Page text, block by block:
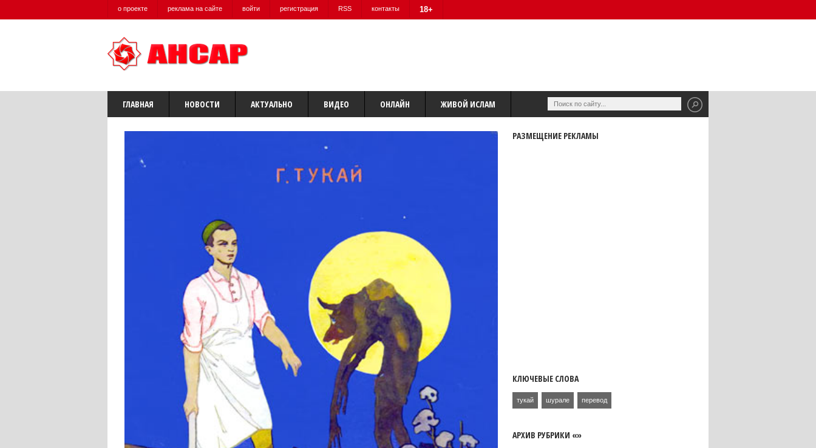
о проекте реклама на сайте войти регистрация RSS контакты 18+
ГЛАВНАЯ НОВОСТИ АКТУАЛЬНО ВИДЕО ОНЛАЙН ЖИВОЙ ИСЛАМ
РАЗМЕЩЕНИЕ РЕКЛАМЫ
КЛЮЧЕВЫЕ СЛОВА
тукай шурале перевод
АРХИВ РУБРИКИ «»